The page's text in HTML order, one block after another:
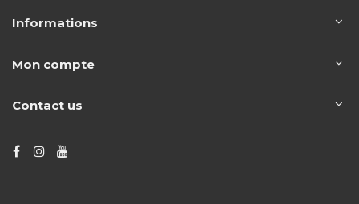
Informations
Mon compte
Contact us